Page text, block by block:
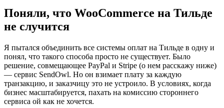
Поняли, что WooCommerce на Тильде
не случится
Я пытался объединить все системы оплат на Тильде в одну и
понял, что такого способа просто не существует. Было
решение, совмещающее PayPal и Stripe (о нем расскажу ниже)
— сервис SendOwl. Но он взимает плату за каждую
транзакцию, и заказчицу это не устроило. В условиях, когда
бизнес масштабируется, пахать на комиссию стороннего
сервиса ой как не хочется.